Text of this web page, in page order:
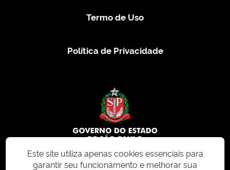
Termo de Uso
Política de Privacidade
Este site utiliza apenas cookies essenciais para
garantir seu funcionamento e melhorar sua